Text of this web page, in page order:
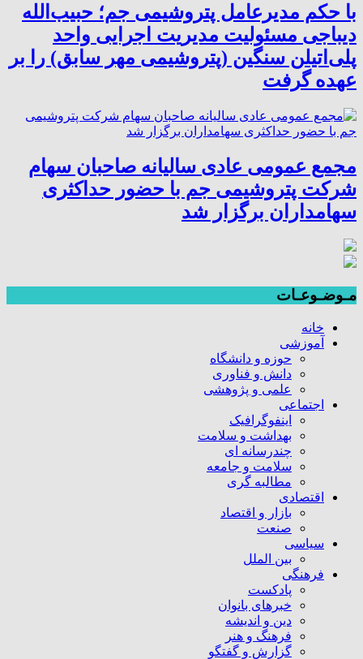
با حکم مدیرعامل پتروشیمی جم؛ حبیب‌الله
دیباجی مسئولیت مدیریت اجرایی واحد
پلی‌اتیلن سنگین (پتروشیمی مهر سابق) را بر
عهده گرفت
مجمع عمومی عادی سالیانه صاحبان سهام
شرکت پتروشیمی جم با حضور حداکثری
سهامداران برگزار شد
مـوضـوعـات
خانه
آموزشی
حوزه و دانشگاه
دانش و فناوری
علمی و پژوهشی
اجتماعی
اینفوگرافیک
بهداشت و سلامت
چندرسانه ای
سلامت و جامعه
مطالبه گری
اقتصادی
بازار و اقتصاد
صنعت
سیاسی
بین الملل
فرهنگی
پادکست
خبرهای بانوان
دین و اندیشه
فرهنگ و هنر
گزارش و گفتگو